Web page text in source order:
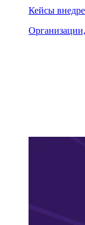
Кейсы